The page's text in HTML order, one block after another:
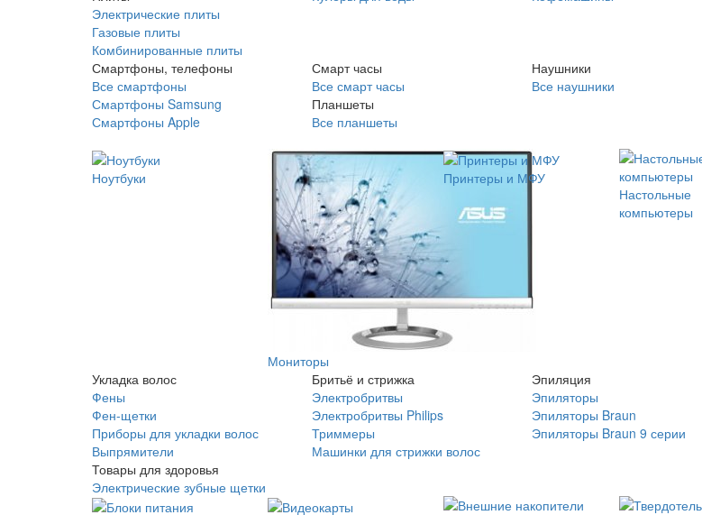
Электрические плиты
Газовые плиты
Комбинированные плиты
Смартфоны, телефоны
Все смартфоны
Смартфоны Samsung
Смартфоны Apple
Смарт часы
Все смарт часы
Планшеты
Все планшеты
Наушники
Все наушники
Ноутбуки
Мониторы
Принтеры и МФУ
Настольные
компьютеры
Укладка волос
Фены
Фен-щетки
Приборы для укладки волос
Выпрямители
Товары для здоровья
Электрические зубные щетки
Бритьё и стрижка
Электробритвы
Электробритвы Philips
Триммеры
Машинки для стрижки волос
Эпиляция
Эпиляторы
Эпиляторы Braun
Эпиляторы Braun 9 серии